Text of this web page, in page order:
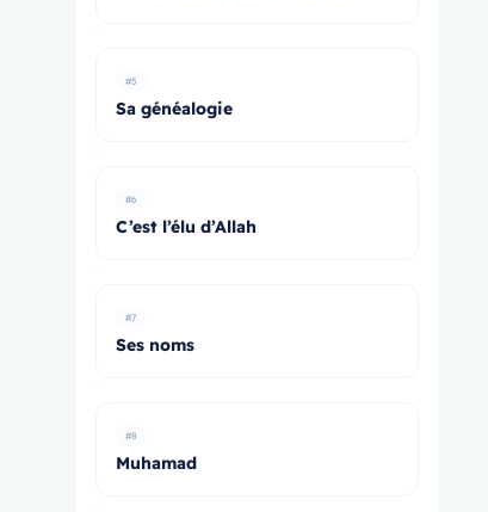
#5
Sa généalogie
#6
C’est l’élu d’Allah
#7
Ses noms
#8
Muhamad